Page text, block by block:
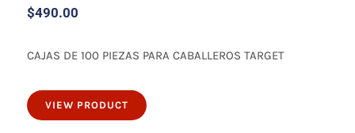
100 piezas para caballeros
$490.00
CAJAS DE 100 PIEZAS PARA CABALLEROS TARGET
VIEW PRODUCT